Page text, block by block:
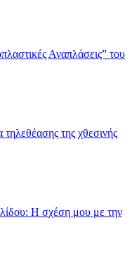
Αναπλάσεις” του
της χθεσινής
Η σχέση μου με την